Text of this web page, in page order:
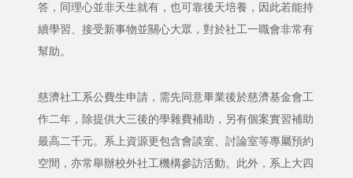
答，同理心並非天生就有，也可靠後天培養，因此若能持
續學習、接受新事物並關心大眾，對於社工一職會非常有
幫助。
慈濟社工系公費生申請，需先同意畢業後於慈濟基金會工
作二年，除提供大三後的學雜費補助，另有個案實習補助
最高二千元。系上資源更包含會談室、討論室等專屬預約
空間，亦常舉辦校外社工機構參訪活動。此外，系上大四